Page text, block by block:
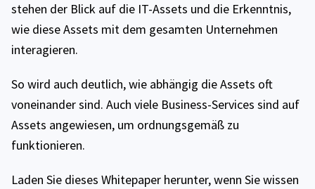
stehen der Blick auf die IT-Assets und die Erkenntnis,
wie diese Assets mit dem gesamten Unternehmen
interagieren.
So wird auch deutlich, wie abhängig die Assets oft
voneinander sind. Auch viele Business-Services sind auf
Assets angewiesen, um ordnungsgemäß zu
funktionieren.
Laden Sie dieses Whitepaper herunter, wenn Sie wissen